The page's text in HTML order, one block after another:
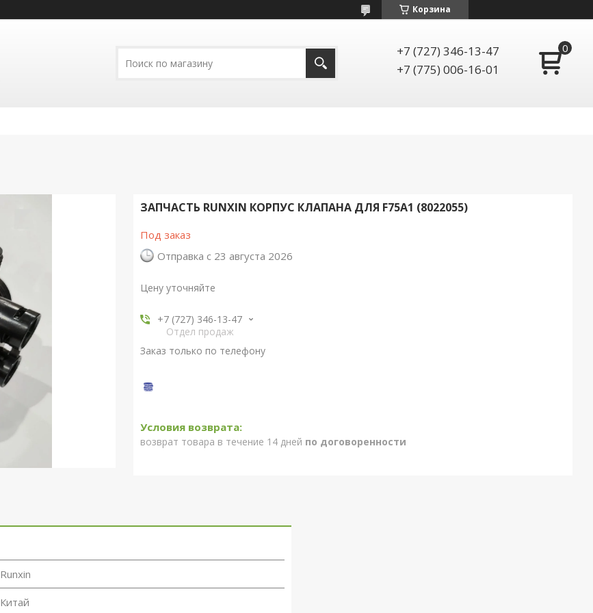
Корзина
+7 (727) 346-13-47
+7 (775) 006-16-01
ЗАПЧАСТЬ RUNXIN КОРПУС КЛАПАНА ДЛЯ F75A1 (8022055)
Под заказ
Отправка с 23 августа 2026
Цену уточняйте
+7 (727) 346-13-47
Отдел продаж
Заказ только по телефону
возврат товара в течение 14 дней по договоренности
Runxin
Китай